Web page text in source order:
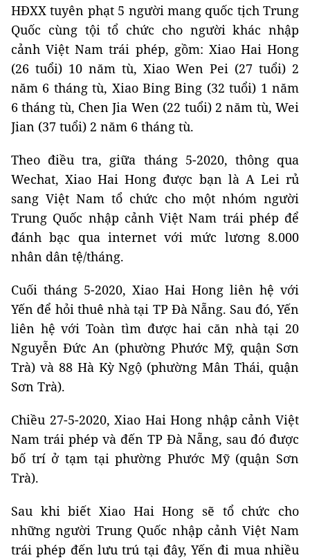
HĐXX tuyên phạt 5 người mang quốc tịch Trung
Quốc cùng tội tổ chức cho người khác nhập
cảnh Việt Nam trái phép, gồm: Xiao Hai Hong
(26 tuổi) 10 năm tù, Xiao Wen Pei (27 tuổi) 2
năm 6 tháng tù, Xiao Bing Bing (32 tuổi) 1 năm
6 tháng tù, Chen Jia Wen (22 tuổi) 2 năm tù, Wei
Jian (37 tuổi) 2 năm 6 tháng tù.
Theo điều tra, giữa tháng 5-2020, thông qua
Wechat, Xiao Hai Hong được bạn là A Lei rủ
sang Việt Nam tổ chức cho một nhóm người
Trung Quốc nhập cảnh Việt Nam trái phép để
đánh bạc qua internet với mức lương 8.000
nhân dân tệ/tháng.
Cuối tháng 5-2020, Xiao Hai Hong liên hệ với
Yến để hỏi thuê nhà tại TP Đà Nẵng. Sau đó, Yến
liên hệ với Toàn tìm được hai căn nhà tại 20
Nguyễn Đức An (phường Phước Mỹ, quận Sơn
Trà) và 88 Hà Kỳ Ngộ (phường Mân Thái, quận
Sơn Trà).
Chiều 27-5-2020, Xiao Hai Hong nhập cảnh Việt
Nam trái phép và đến TP Đà Nẵng, sau đó được
bố trí ở tạm tại phường Phước Mỹ (quận Sơn
Trà).
Sau khi biết Xiao Hai Hong sẽ tổ chức cho
những người Trung Quốc nhập cảnh Việt Nam
trái phép đến lưu trú tại đây, Yến đi mua nhiều